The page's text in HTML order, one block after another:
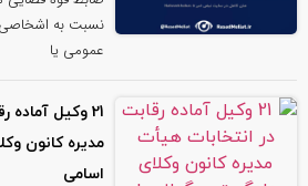
نسبت به اشخاصی
عمومی یا
21 وکیل
مدیره کانون
اسامی